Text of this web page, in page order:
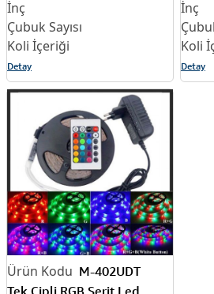
Detay Detay
M-402UDT
Tek Çipli RGB Şerit Led